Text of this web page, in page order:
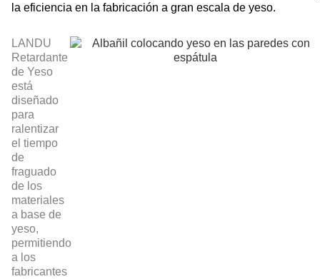
la eficiencia en la fabricación a gran escala de yeso.
LANDU
Retardante
de Yeso
está
diseñado
para
ralentizar
el tiempo
de
fraguado
de los
materiales
a base de
yeso,
permitiendo
a los
fabricantes